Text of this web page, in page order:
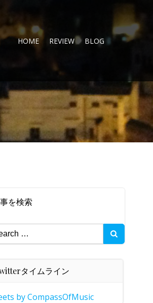
HOME REVIEW BLOG
を検索
タイムライン
by CompassOfMusic